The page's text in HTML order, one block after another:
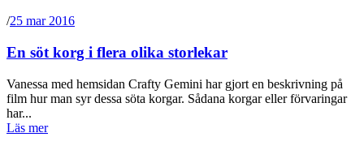
/25 mar 2016
En söt korg i flera olika storlekar
Vanessa med hemsidan Crafty Gemini har gjort en beskrivning på
film hur man syr dessa söta korgar. Sådana korgar eller förvaringar
har...
Läs mer